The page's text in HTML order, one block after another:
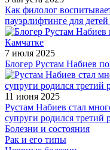
Как филолог
пауэрлифтинге для
7 июля 2025
Блогер Рустам Набиев
11 июня 2025
Рустам Набиев стал
супруги родился третий
Болезни и состояния
Рак и его типы